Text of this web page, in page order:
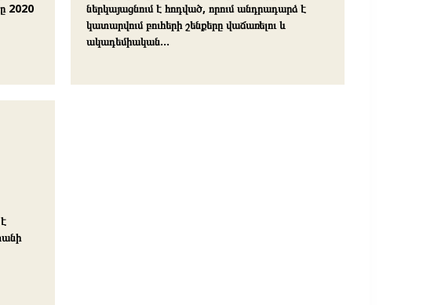
2020
ներկայացնում է հոդված, որում անդրադարձ է
կատարվում բուհերի շենքերը վաճառելու և
ակադեմիական…